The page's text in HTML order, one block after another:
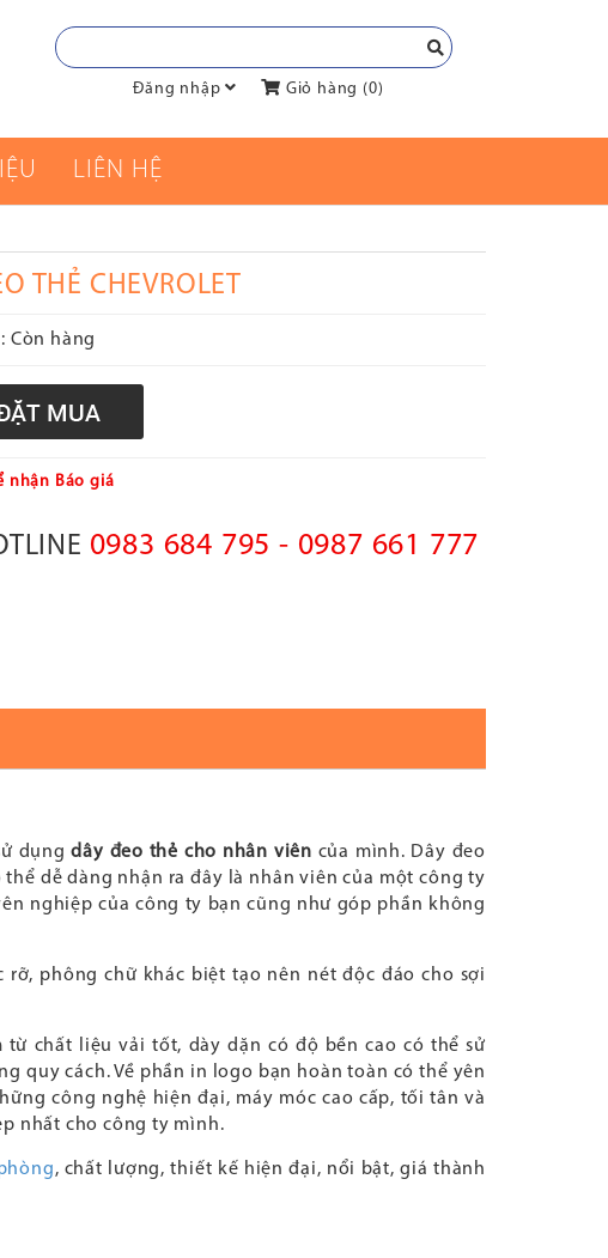
Đăng nhập Giỏ hàng (0)
LIÊN HỆ
THẺ CHEVROLET
Còn hàng
nhận Báo giá
0983 684 795 - 0987 661 777
dụngdây đeo thẻ cho nhân viên của mình. Dây đeo
dễ dàng nhận ra đây là nhân viên của một công ty
nghiệp của công ty bạn cũng như góp phần không
phông chữ khác biệt tạo nên nét độc đáo cho sợi
chất liệu vải tốt, dày dặn có độ bền cao có thể sử
quy cách. Về phần in logo bạn hoàn toàn có thể yên
công nghệ hiện đại, máy móc cao cấp, tối tân và
nhất cho công ty mình.
, chất lượng, thiết kế hiện đại, nổi bật, giá thành